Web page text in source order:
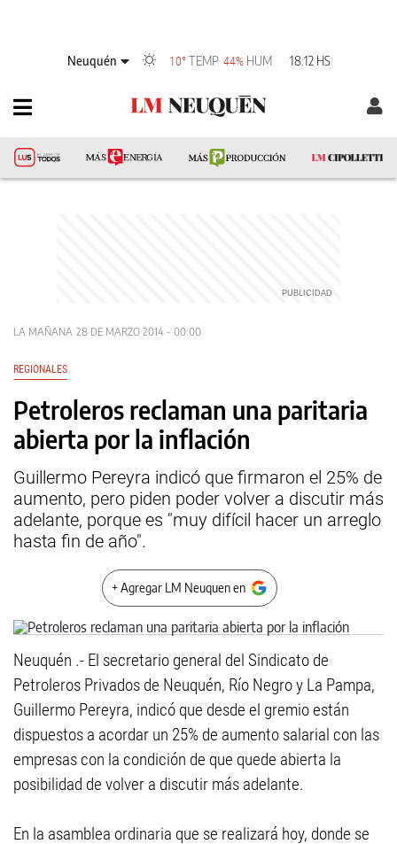
Neuquén 10° TEMP 44% HUM 18:12 HS
LA MAÑANA 28 DE MARZO 2014 - 00:00
REGIONALES
Petroleros reclaman una paritaria
abierta por la inflación
Guillermo Pereyra indicó que firmaron el 25% de
aumento, pero piden poder volver a discutir más
adelante, porque es "muy difícil hacer un arreglo
hasta fin de año".
+ Agregar LM Neuquen en
Neuquén .- El secretario general del Sindicato de
Petroleros Privados de Neuquén, Río Negro y La Pampa,
Guillermo Pereyra, indicó que desde el gremio están
dispuestos a acordar un 25% de aumento salarial con las
empresas con la condición de que quede abierta la
posibilidad de volver a discutir más adelante.
En la asamblea ordinaria que se realizará hoy, donde se